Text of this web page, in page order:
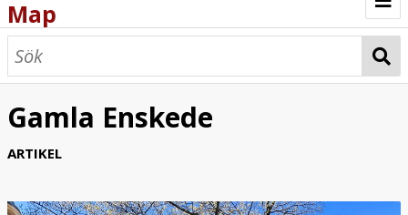
Map
Browse
Map
Gamla Enskede
ARTIKEL